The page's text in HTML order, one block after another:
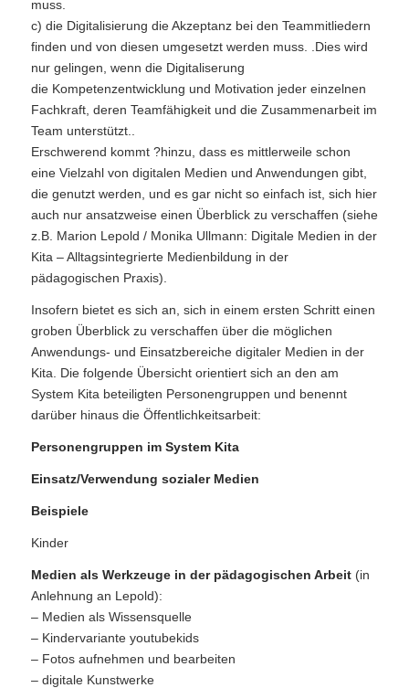
muss.
c) die Digitalisierung die Akzeptanz bei den Teammitliedern
finden und von diesen umgesetzt werden muss. .Dies wird
nur gelingen, wenn die Digitaliserung
die Kompetenzentwicklung und Motivation jeder einzelnen
Fachkraft, deren Teamfähigkeit und die Zusammenarbeit im
Team unterstützt..
Erschwerend kommt ?hinzu, dass es mittlerweile schon
eine Vielzahl von digitalen Medien und Anwendungen gibt,
die genutzt werden, und es gar nicht so einfach ist, sich hier
auch nur ansatzweise einen Überblick zu verschaffen (siehe
z.B. Marion Lepold / Monika Ullmann: Digitale Medien in der
Kita – Alltagsintegrierte Medienbildung in der
pädagogischen Praxis).
Insofern bietet es sich an, sich in einem ersten Schritt einen
groben Überblick zu verschaffen über die möglichen
Anwendungs- und Einsatzbereiche digitaler Medien in der
Kita. Die folgende Übersicht orientiert sich an den am
System Kita beteiligten Personengruppen und benennt
darüber hinaus die Öffentlichkeitsarbeit:
Personengruppen im System Kita
Einsatz/Verwendung sozialer Medien
Beispiele
Kinder
Medien als Werkzeuge in der pädagogischen Arbeit (in
Anlehnung an Lepold):
– Medien als Wissensquelle
– Kindervariante youtubekids
– Fotos aufnehmen und bearbeiten
– digitale Kunstwerke